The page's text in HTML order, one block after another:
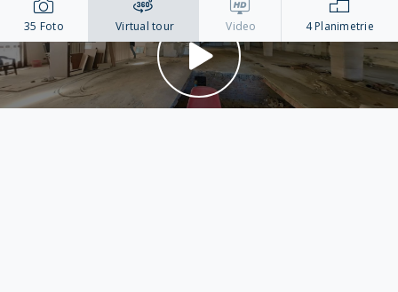
35 Foto Virtual tour Video 4Planimetrie